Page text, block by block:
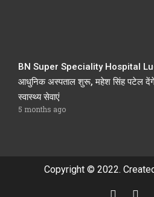
BN Super Speciality Hospital
आधुनिक अस्पताल शुरू, महेश सिंह पटेल
स्वास्थ्य सेवाएं
5 months ago
Copyright © 2022.